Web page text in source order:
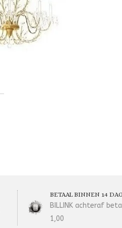
BETAAL BINNEN 14
BILLINK achteraf
1,00